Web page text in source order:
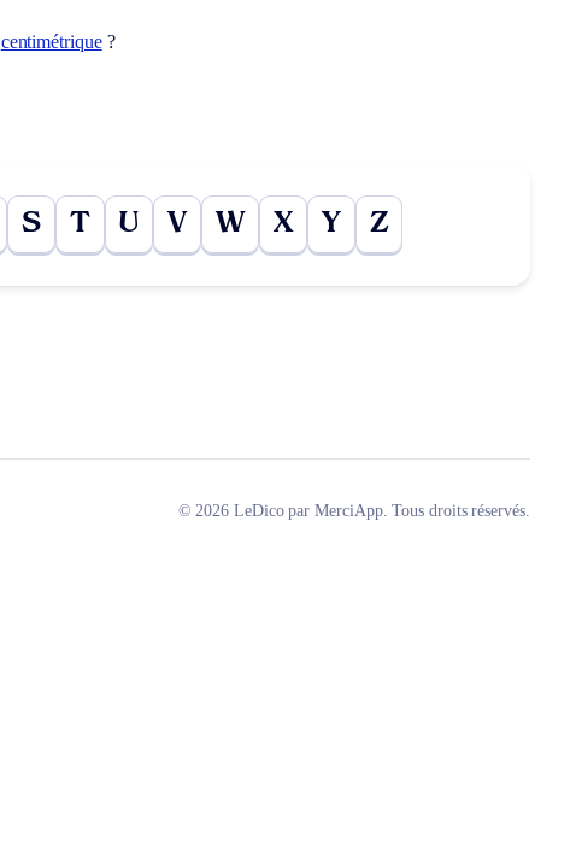
centimétrique?
S T U V W X Y Z
© 2026 LeDico par MerciApp. Tous droits réservés.